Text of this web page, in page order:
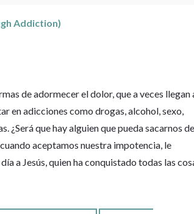
Addiction)
de adormecer el dolor, que a veces llegan
en adicciones como drogas, alcohol, sexo,
¿Será que hay alguien que pueda sacarnos de
aceptamos nuestra impotencia, le
a Jesús, quien ha conquistado todas las